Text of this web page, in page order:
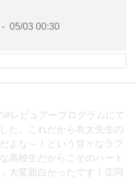
05/03 00:30
#レビュアープログラムにて
た。これだから衣太先生の
よな～！という甘々なラブ
高校生だからこそのハート
大変面白かったです！👏同